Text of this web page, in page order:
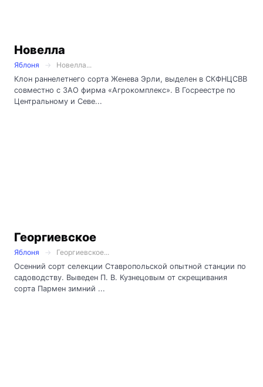
Новелла
Яблоня
Новелла...
Клон раннелетнего сорта Женева Эрли, выделен в СКФНЦСВВ
совместно с ЗАО фирма «Агрокомплекс». В Госреестре по
Центральному и Севе...
Георгиевское
Яблоня
Георгиевское...
Осенний сорт селекции Ставропольской опытной станции по
садоводству. Выведен П. В. Кузнецовым от скрещивания
сорта Пармен зимний ...